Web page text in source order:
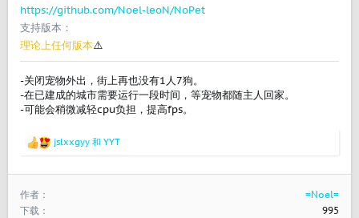
https://github.com/Noel-leoN/NoPet
支持版本
理论上任何版本⚠️
-关闭宠物外出，街上再也没有1人7狗。
-在已建成的城市需要运行一段时间，等宠物都随主人回家。
-可能会稍微减轻cpu负担，提高fps。
反
jslxxgyy 和 YYT
作者
=Noel=
下载
995